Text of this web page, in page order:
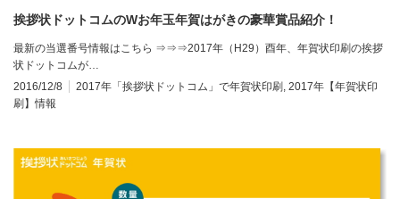
挨拶状ドットコムのWお年玉年賀はがきの豪華賞品紹介！
最新の当選番号情報はこちら ⇒⇒⇒2017年（H29）酉年、年賀状印刷の挨拶
状ドットコムが…
2016/12/8
2017年「挨拶状ドットコム」で年賀状印刷 , 2017年【年賀状印
刷】情報